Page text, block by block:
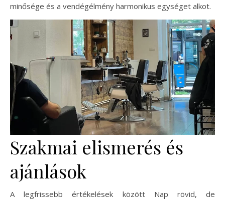
minősége és a vendégélmény harmonikus egységet alkot.
Szakmai elismerés és
ajánlások
A legfrissebb értékelések között Nap rövid, de